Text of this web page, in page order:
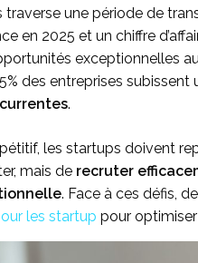
traverse une période de
en 2025 et un chiffre
exceptionnelles
des entreprises
.
les startups doivent
mais de recruter
. Face à ces défis,
les startup pour